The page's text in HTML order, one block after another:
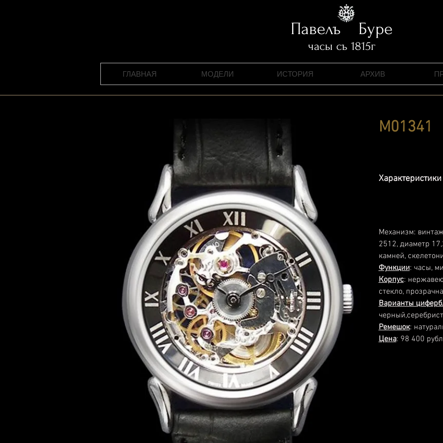
Павелъ Буре
часы съ 1815г
ГЛАВНАЯ МОДЕЛИ ИСТОРИЯ АРХИВ
M01341
Характеристики
Механизм:
2512, диаметр
камней,
Функции: часы,
Корпус:
стекло,
Варианты
Ремешок:
Цена: 98 400